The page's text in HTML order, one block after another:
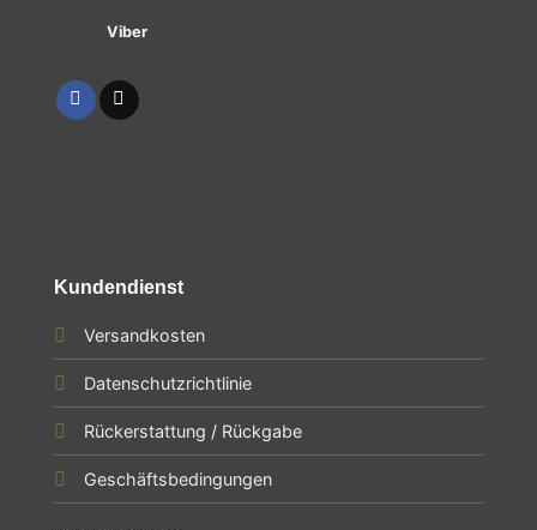
Viber
Kundendienst
Versandkosten
Datenschutzrichtlinie
Rückerstattung / Rückgabe
Geschäftsbedingungen